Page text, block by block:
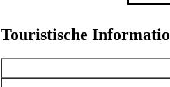
Touristische